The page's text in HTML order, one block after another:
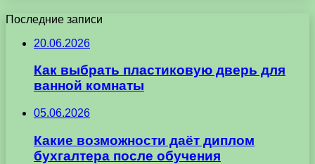
Последние записи
20.06.2026
Как выбрать пластиковую дверь для
ванной комнаты
05.06.2026
Какие возможности даёт диплом
бухгалтера после обучения